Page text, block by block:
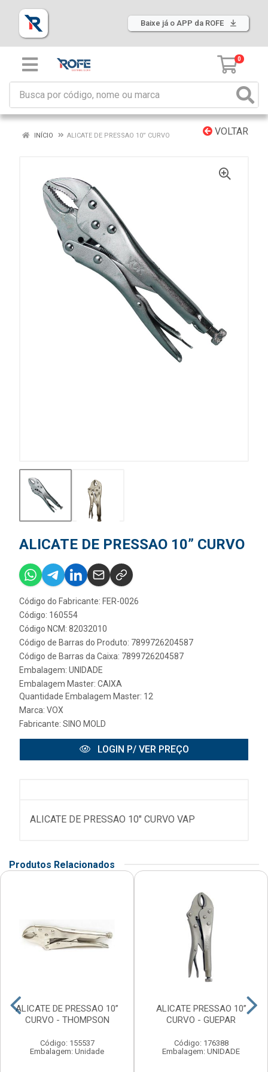
Baixe já o APP da ROFE
0
VOLTAR
INÍCIO ALICATE DE PRESSAO 10” CURVO
ALICATE DE PRESSAO 10” CURVO
Código do Fabricante: FER-0026
Código: 160554
Código NCM: 82032010
Código de Barras do Produto: 7899726204587
Código de Barras da Caixa: 7899726204587
Embalagem: UNIDADE
Embalagem Master: CAIXA
Quantidade Embalagem Master: 12
Marca: VOX
Fabricante: SINO MOLD
LOGIN P/ VER PREÇO
ALICATE DE PRESSAO 10" CURVO VAP
Produtos Relacionados
ALICATE DE PRESSAO 10”
CURVO - THOMPSON
Código: 155537
Embalagem: Unidade
ALICATE PRESSAO 10”
CURVO - GUEPAR
Código: 176388
Embalagem: UNIDADE